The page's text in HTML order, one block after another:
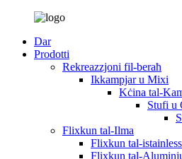
Dar
Prodotti
Rekreazzjoni fil-beraħ
Ikkampjar u Mixi
Kċina tal-
Stufi u
Flixkun tal-Ilma
Flixkun tal-
Flixkun tal-